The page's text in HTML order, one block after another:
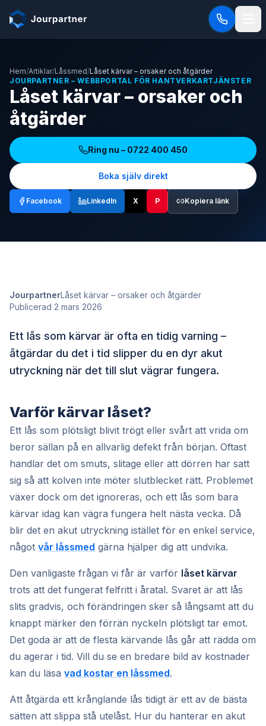
Hoppa till innehåll
Hem/Artiklar/Låssmed/Låset kärvar – orsaker och åtgärder
JOURPARTNER – WEBBPORTAL FÖR HANTVERKARTJÄNSTER
Låset kärvar – orsaker och
åtgärder
Ring nu – 0722 400 450
Boka själv direkt
Facebook LinkedIn X P Kopiera länk
JourpartnerLåset kärvar – orsaker och åtgärder
Publicerad 2 mars 2026
Ett lås som kärvar är ofta en tidig varning –
åtgärdar du det i tid slipper du en dyr akut
utryckning när det till slut vägrar fungera.
Varför kärvar låset?
Ett lås som plötsligt blivit trögt eller svårt att vrida om
beror sällan på en allvarlig defekt från början. Oftast
handlar det om smuts, slitage eller att dörren har satt
sig så att kolven inte möter slutblecket rätt. Problemet
växer dock om det ignoreras, och ett lås som bara
kärvar idag kan vägra fungera helt nästa vecka. Då
blir det en akut utryckning istället för en enkel service,
något vår låssmed gärna hjälper dig att undvika.
Den vanligaste frågan vi får är varför låset kärvar
trots att det fungerat felfritt i åratal. Svaret är att lås
slits gradvis, och förändringen sker så långsamt att du
knappt märker den förrän nyckeln plötsligt tar emot.
Det goda är att de flesta kärvande lås går att rädda om
du agerar i tid. Vill du se en bredare bild av kostnader
kan du läsa vad kostar en låssmed.
Att åtgärda ett krånglande lås tidigt är ett av de bästa
sätten att slippa stå utelåst. Hur du hanterar en akut